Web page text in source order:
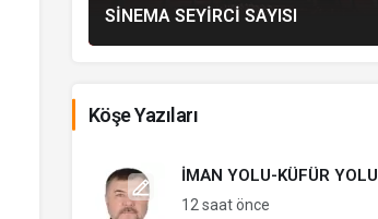
SINEMA SEYIRCI SAYISI
Köşe Yazıları
İMAN YOLU-KÜFÜR YOLU
12 saat önce